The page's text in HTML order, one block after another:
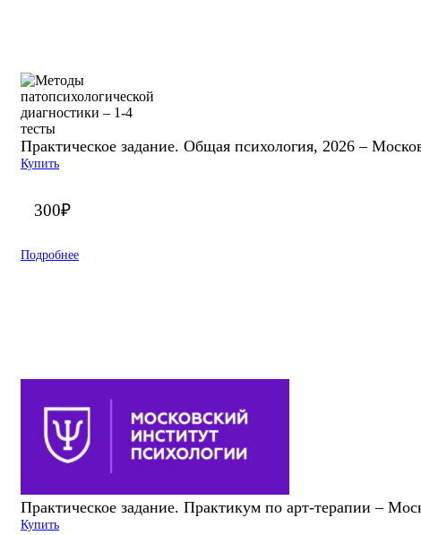
Практическое задание. Общая психология, 2026 –
Купить
300₽
Подробнее
Практическое задание. Практикум по арт-терапии –
Купить